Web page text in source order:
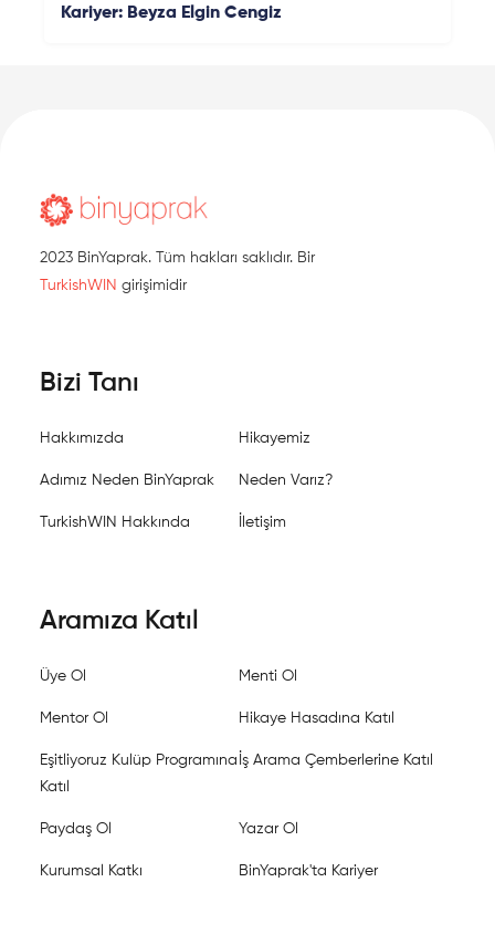
Kariyer: Beyza Elgin Cengiz
2023 BinYaprak. Tüm hakları saklıdır. Bir
TurkishWIN girişimidir
Bizi Tanı
Hakkımızda Hikayemiz
Adımız Neden BinYaprak Neden Varız?
TurkishWIN Hakkında İletişim
Aramıza Katıl
Üye Ol Menti Ol
Mentor Ol Hikaye Hasadına Katıl
Eşitliyoruz Kulüp Programına
Katıl
İş Arama Çemberlerine Katıl
Paydaş Ol Yazar Ol
Kurumsal Katkı BinYaprak'ta Kariyer